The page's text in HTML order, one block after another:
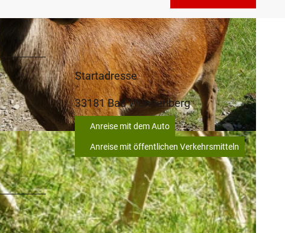
Startadresse
33181Bad Wünnenberg
Anreise mit dem Auto
Anreise mit öffentlichen Verkehrsmitteln